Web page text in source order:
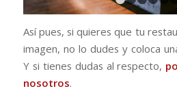
Así pues, si quieres que tu
imagen, no lo dudes y coloca
Y si tienes dudas al respecto,
nosotros.